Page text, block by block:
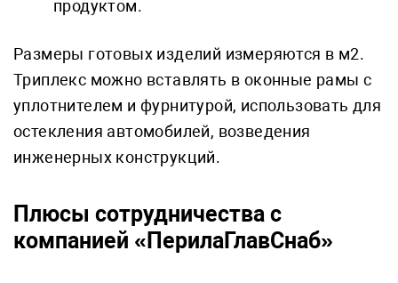
продуктом.
Размеры готовых изделий измеряются в м2.
Триплекс можно вставлять в оконные рамы с
уплотнителем и фурнитурой, использовать для
остекления автомобилей, возведения
инженерных конструкций.
Плюсы сотрудничества с
компанией «ПерилаГлавСнаб»